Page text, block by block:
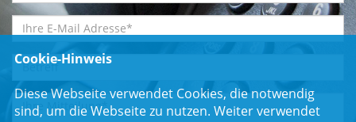
Cookie-Hinweis
Diese Webseite verwendet Cookies, die notwendig
sind, um die Webseite zu nutzen. Weiter verwendet